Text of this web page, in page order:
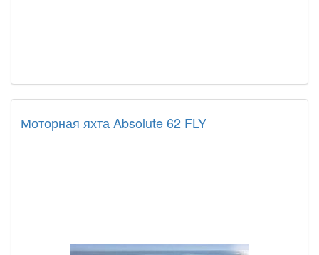
Моторная яхта Absolute 62 FLY